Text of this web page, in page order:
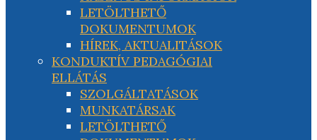
LETÖLTHETŐ
DOKUMENTUMOK
HÍREK, AKTUALITÁSOK
KONDUKTÍV PEDAGÓGIAI
ELLÁTÁS
SZOLGÁLTATÁSOK
MUNKATÁRSAK
LETÖLTHETŐ